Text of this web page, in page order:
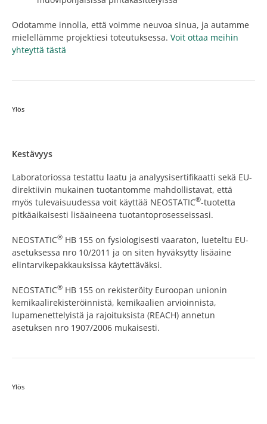
Odotamme innolla, että voimme neuvoa sinua, ja autamme
mielellämme projektiesi toteutuksessa. Voit ottaa meihin
yhteyttä tästä
Ylös
Kestävyys
Laboratoriossa testattu laatu ja analyysisertifikaatti sekä EU-
direktiivin mukainen tuotantomme mahdollistavat, että
myös tulevaisuudessa voit käyttää NEOSTATIC®-tuotetta
pitkäaikaisesti lisäaineena tuotantoprosesseissasi.
NEOSTATIC® HB 155 on fysiologisesti vaaraton, lueteltu EU-
asetuksessa nro 10/2011 ja on siten hyväksytty lisäaine
elintarvikepakkauksissa käytettäväksi.
NEOSTATIC® HB 155 on rekisteröity Euroopan unionin
kemikaalirekisteröinnistä, kemikaalien arvioinnista,
lupamenettelyistä ja rajoituksista (REACH) annetun
asetuksen nro 1907/2006 mukaisesti.
Ylös